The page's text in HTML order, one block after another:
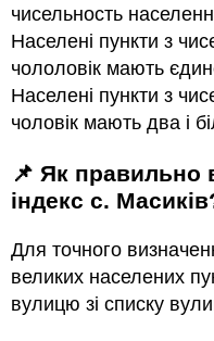
чисельность
Населені пункти з
чололовік мають
Населені пункти з
чоловік мають два і
📌 Як правильно визначити поштовий
індекс с.
Для точного
великих населених
вулицю зі списку